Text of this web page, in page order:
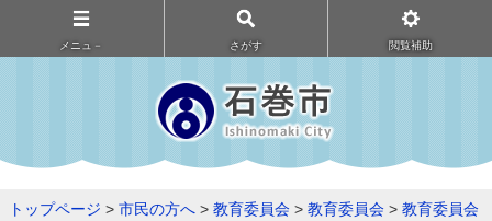
メニュ－ さがす 閲覧補助
トップページ > 市民の方へ > 教育委員会 > 教育委員会 > 教育委員会